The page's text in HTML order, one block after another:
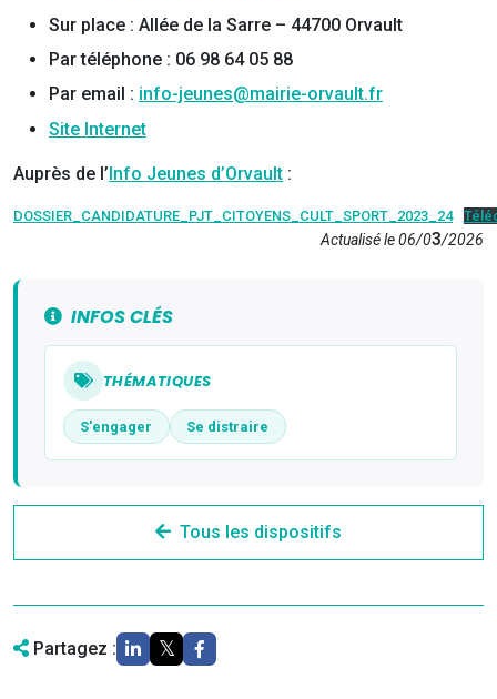
Sur place : Allée de la Sarre – 44700 Orvault
Par téléphone : 06 98 64 05 88
Par email : info-jeunes@mairie-orvault.fr
Site Internet
Auprès de l’Info Jeunes d’Orvault :
DOSSIER_CANDIDATURE_PJT_CITOYENS_CULT_SPORT_2023_24
Actualisé le 06/03/2026
INFOS CLÉS
THÉMATIQUES
S'engager Se distraire
Tous les dispositifs
Partagez :